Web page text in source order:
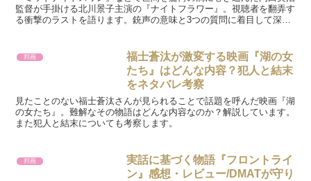
監督が手掛ける北川景子主演の『ナイトフラワー』。視聴者を翻弄す
る衝撃のラストを語ります。銃声の意味と3つの質問に着目して深読
邦画
福士蒼汰が激変する映画『湖の女
たち』はどんな内容？犯人と結末
をネタバレ考察
見たことのない福士蒼汰さんが見られることで話題を呼んだ映画『湖
の女たち』。難解なその物語はどんな内容なのか？解説しています。
また犯人と結末についても考察します。
邦画
実話に基づく物語『フロントライ
ン』感想・レビュー/DMATが守り